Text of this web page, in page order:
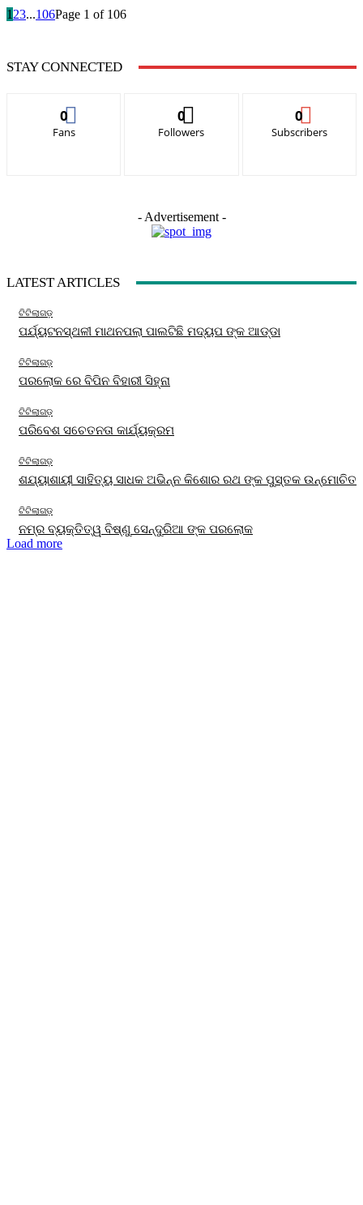
1 23...106Page 1 of 106
STAY CONNECTED
0
Fans
0
Followers
0
Subscribers
- Advertisement -
LATEST ARTICLES
ଟିଟିଲାଗଡ଼
ପର୍ଯ୍ୟଟନସ୍ଥଳୀ ମାଥନପଲା ପାଲଟିଛି ମଦ୍ୟପ ଙ୍କ ଆଡ୍ଡା
ଟିଟିଲାଗଡ଼
ପରଲୋକ ରେ ବିପିନ ବିହାରୀ ସିହ୍ନା
ଟିଟିଲାଗଡ଼
ପରିବେଶ ସଚେତନତା କାର୍ଯ୍ୟକ୍ରମ
ଟିଟିଲାଗଡ଼
ଶଯ୍ୟାଶାୟୀ ସାହିତ୍ୟ ସାଧକ ଅଭିନ୍ନ କିଶୋର ରଥ ଙ୍କ ପୁସ୍ତକ ଉନ୍ମୋଚିତ
ଟିଟିଲାଗଡ଼
ନମ୍ର ବ୍ୟକ୍ତିତ୍ୱ ବିଷ୍ଣୁ ସେନ୍ଦୁରିଆ ଙ୍କ ପରଲୋକ
Load more